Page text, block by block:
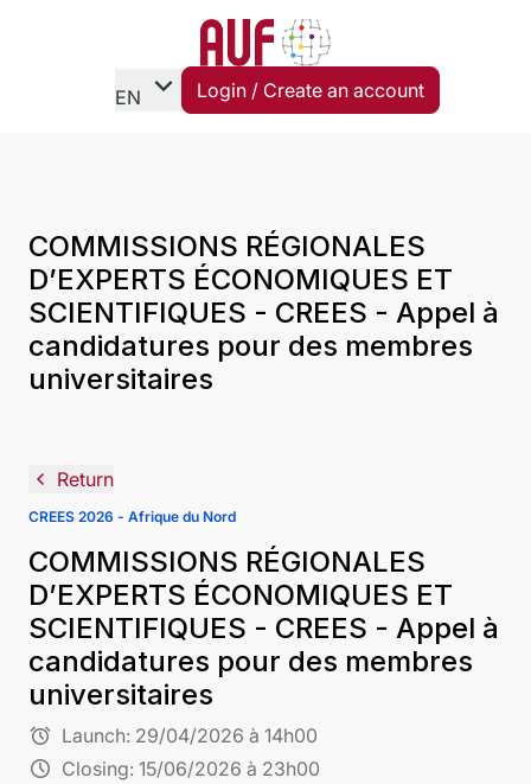
EN expand_more Login / Create an account
COMMISSIONS RÉGIONALES
D’EXPERTS ÉCONOMIQUES ET
SCIENTIFIQUES - CREES - Appel à
candidatures pour des membres
universitaires
navigate_before Return
CREES 2026 - Afrique du Nord
COMMISSIONS RÉGIONALES
D’EXPERTS ÉCONOMIQUES ET
SCIENTIFIQUES - CREES - Appel à
candidatures pour des membres
universitaires
alarm Launch: 29/04/2026 à 14h00
schedule Closing: 15/06/2026 à 23h00